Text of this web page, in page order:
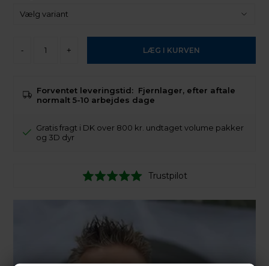
- +
Forventet leveringstid: Fjernlager, efter aftale
normalt 5-10 arbejdes dage
Gratis fragt i DK over 800 kr. undtaget volume pakker
og 3D dyr
Trustpilot